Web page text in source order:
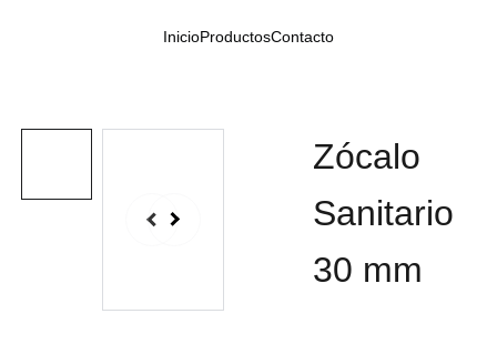
InicioProductosContacto
Zócalo
Sanitario
30 mm